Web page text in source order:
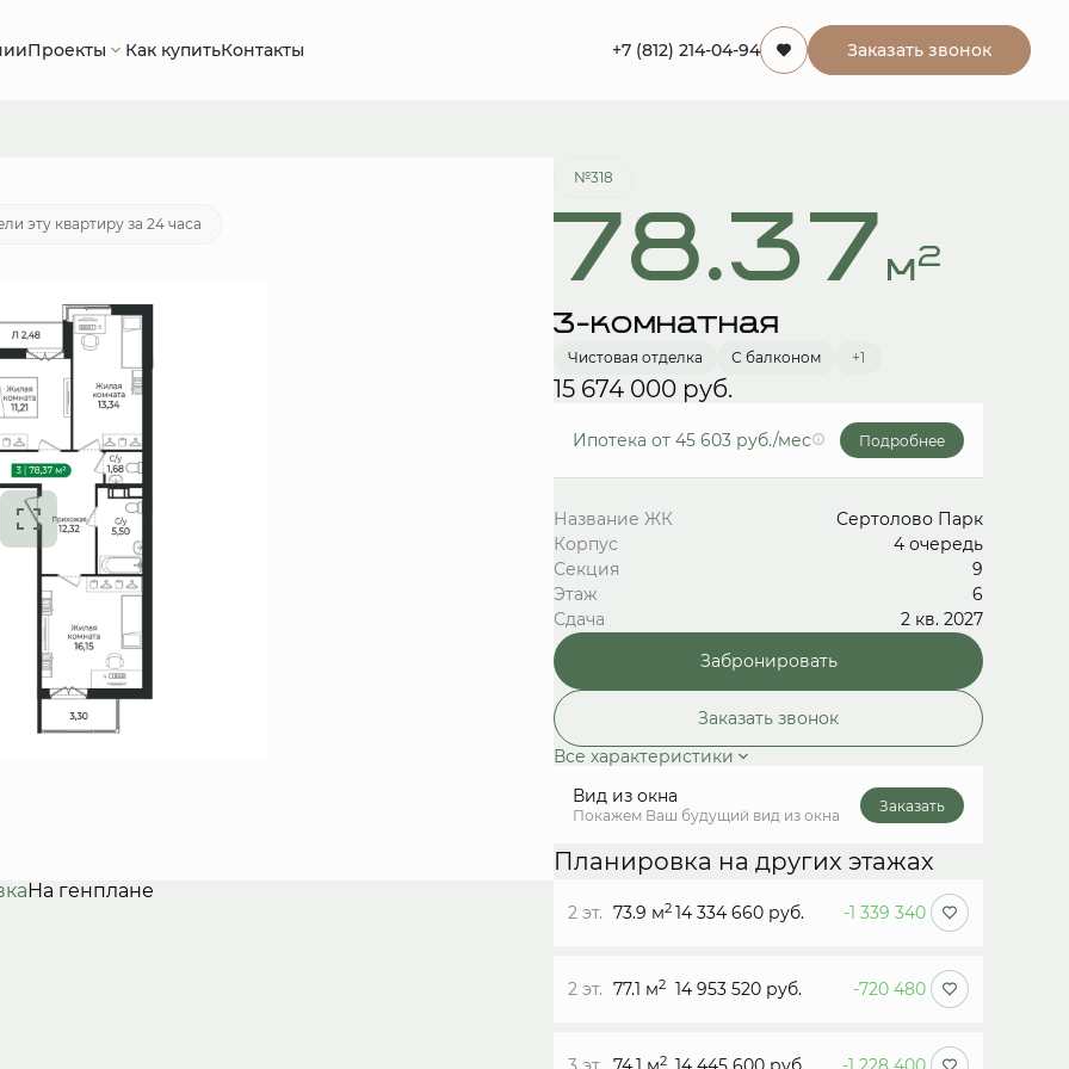
Проекты Как купитьКонтакты +7 (812) 214-04-94 Заказать звонок
000 руб.Ипотекаот 45 603 руб./мес. Забронировать
эту квартиру за 24 часа
На генплане
№318
78.37 м2
3-комнатная
Чистовая отделка С балконом +1
15 674 000 руб.
Ипотека от 45 603 руб./мес Подробнее
Название ЖК
Сертолово Парк
Корпус
4 очередь
Секция
9
Этаж
6
Сдача
2 кв. 2027
Забронировать
Заказать звонок
Все характеристики
Вид из окна
Покажем Ваш будущий вид из окна
Заказать
Планировка на других этажах
2 эт. 73.9 м2 14 334 660 руб. -1 339 340
2 эт. 77.1 м2 14 953 520 руб. -720 480
2